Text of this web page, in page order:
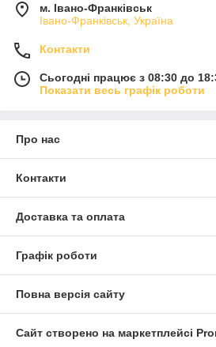
м. Івано-Франківськ
Івано-Франківськ, Україна
Контакти
Сьогодні працює з 08:30 до
Показати весь графік роботи
Про нас
Контакти
Доставка та оплата
Графік роботи
Повна версія сайту
Сайт створено на маркетплейсі